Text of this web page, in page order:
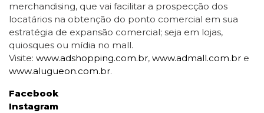
merchandising, que vai facilitar a prospecção dos
locatários na obtenção do ponto comercial em sua
estratégia de expansão comercial; seja em lojas,
quiosques ou mídia no mall.
Visite: www.adshopping.com.br, www.admall.com.br e
www.alugueon.com.br.
Facebook
Instagram